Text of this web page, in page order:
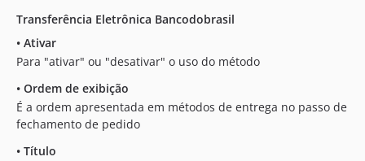
Transferência Eletrônica Bancodobrasil
• Ativar
Para "ativar" ou "desativar" o uso do método
• Ordem de exibição
É a ordem apresentada em métodos de entrega no passo de
fechamento de pedido
• Título